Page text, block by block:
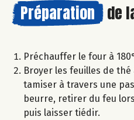
Préparation de
Préchauffer le four à
Broyer les feuilles de thé
tamiser à travers une
beurre, retirer du feu
puis laisser tiédir.